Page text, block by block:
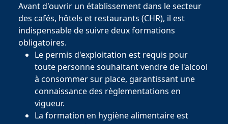
Avant d'ouvrir un établissement dans le secteur
des cafés, hôtels et restaurants (CHR), il est
indispensable de suivre deux formations
obligatoires.
Le permis d'exploitation est requis pour
toute personne souhaitant vendre de l'alcool
à consommer sur place, garantissant une
connaissance des règlementations en
vigueur.
La formation en hygiène alimentaire est